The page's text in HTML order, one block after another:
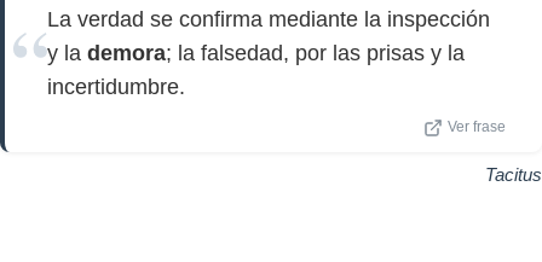
La verdad se confirma mediante la inspección
y la demora; la falsedad, por las prisas y la
incertidumbre.
Ver frase
Tacitus